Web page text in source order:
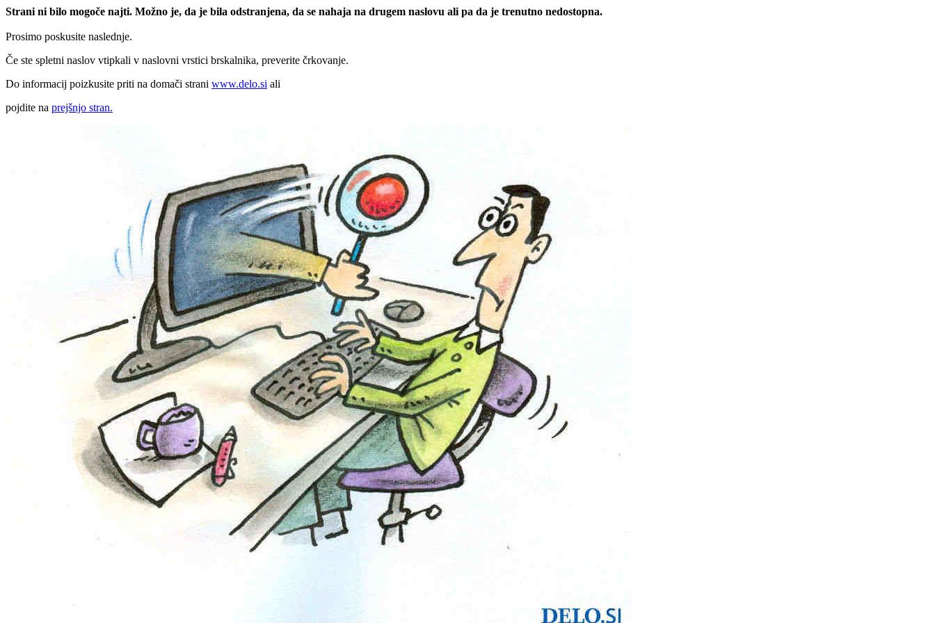
Strani ni bilo mogoče najti. Možno je, da je bila odstranjena, da se nahaja na drugem naslovu ali pa da je trenutno nedostopna.
Prosimo poskusite naslednje.
Če ste spletni naslov vtipkali v naslovni vrstici brskalnika, preverite črkovanje.
Do informacij poizkusite priti na domači strani www.delo.si ali
pojdite na prejšnjo stran.